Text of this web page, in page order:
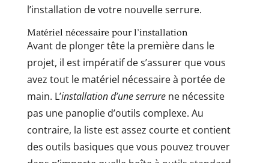
l’installation de votre nouvelle serrure.
Matériel nécessaire pour l’installation
Avant de plonger tête la première dans le
projet, il est impératif de s’assurer que vous
avez tout le matériel nécessaire à portée de
main. L’installation d’une serrurene nécessite
pas une panoplie d’outils complexe. Au
contraire, la liste est assez courte et contient
des outils basiques que vous pouvez trouver